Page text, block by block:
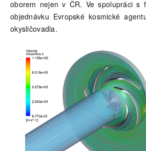
oborem nejen v ČR. Ve spolupráci s
objednávku Evropské kosmické
okysličovadla.